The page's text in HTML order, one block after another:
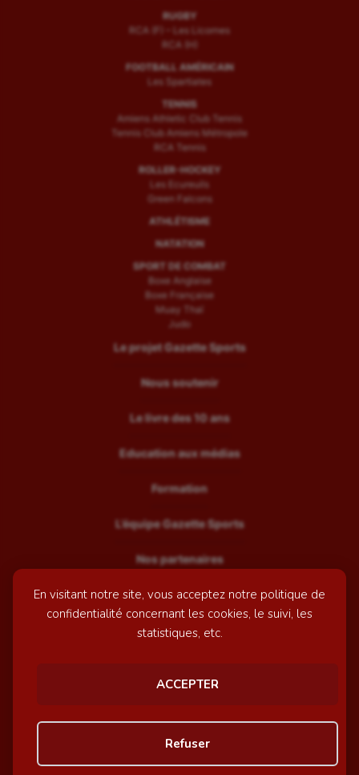
En visitant notre site, vous acceptez notre politique de
confidentialité concernant les cookies, le suivi, les
statistiques, etc.
ACCEPTER
Refuser
RUGBY
RCA (F) – Les Licornes
RCA (H)
FOOTBALL AMÉRICAIN
Les Spartiates
TENNIS
Amiens Athletic Club Tennis
Tennis Club Amiens Métropole
RCA Tennis
ROLLER-HOCKEY
Les Ecureuils
Green Falcons
ATHLÉTISME
NATATION
SPORT DE COMBAT
Boxe Anglaise
Boxe Française
Muay Thaï
Judo
Le projet Gazette Sports
Nous soutenir
Le livre des 10 ans
Education aux médias
Formation
L’équipe Gazette Sports
Nos partenaires
Recrutement
Mentions légales
© GazetteSports - 2026 | Site internet réalisé par
Awelty